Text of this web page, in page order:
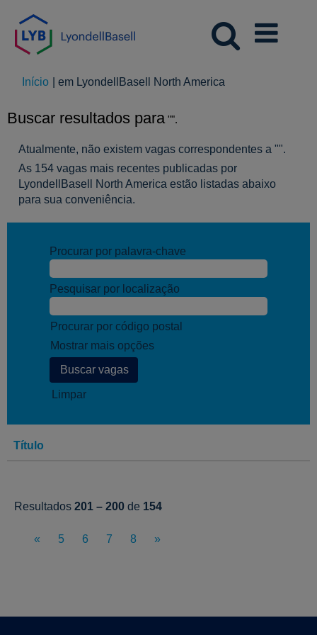
Início em LyondellBasell North America
Buscar resultados para "".
Atualmente, não existem vagas correspondentes a "".
As 154 vagas mais recentes publicadas por
LyondellBasell North America estão listadas abaixo
para sua conveniência.
Procurar por palavra-chave
Pesquisar por localização
Procurar por código postal
Mostrar mais opções
Limpar
Título
Resultados 201 – 200 de 154
« 5 6 7 8 »